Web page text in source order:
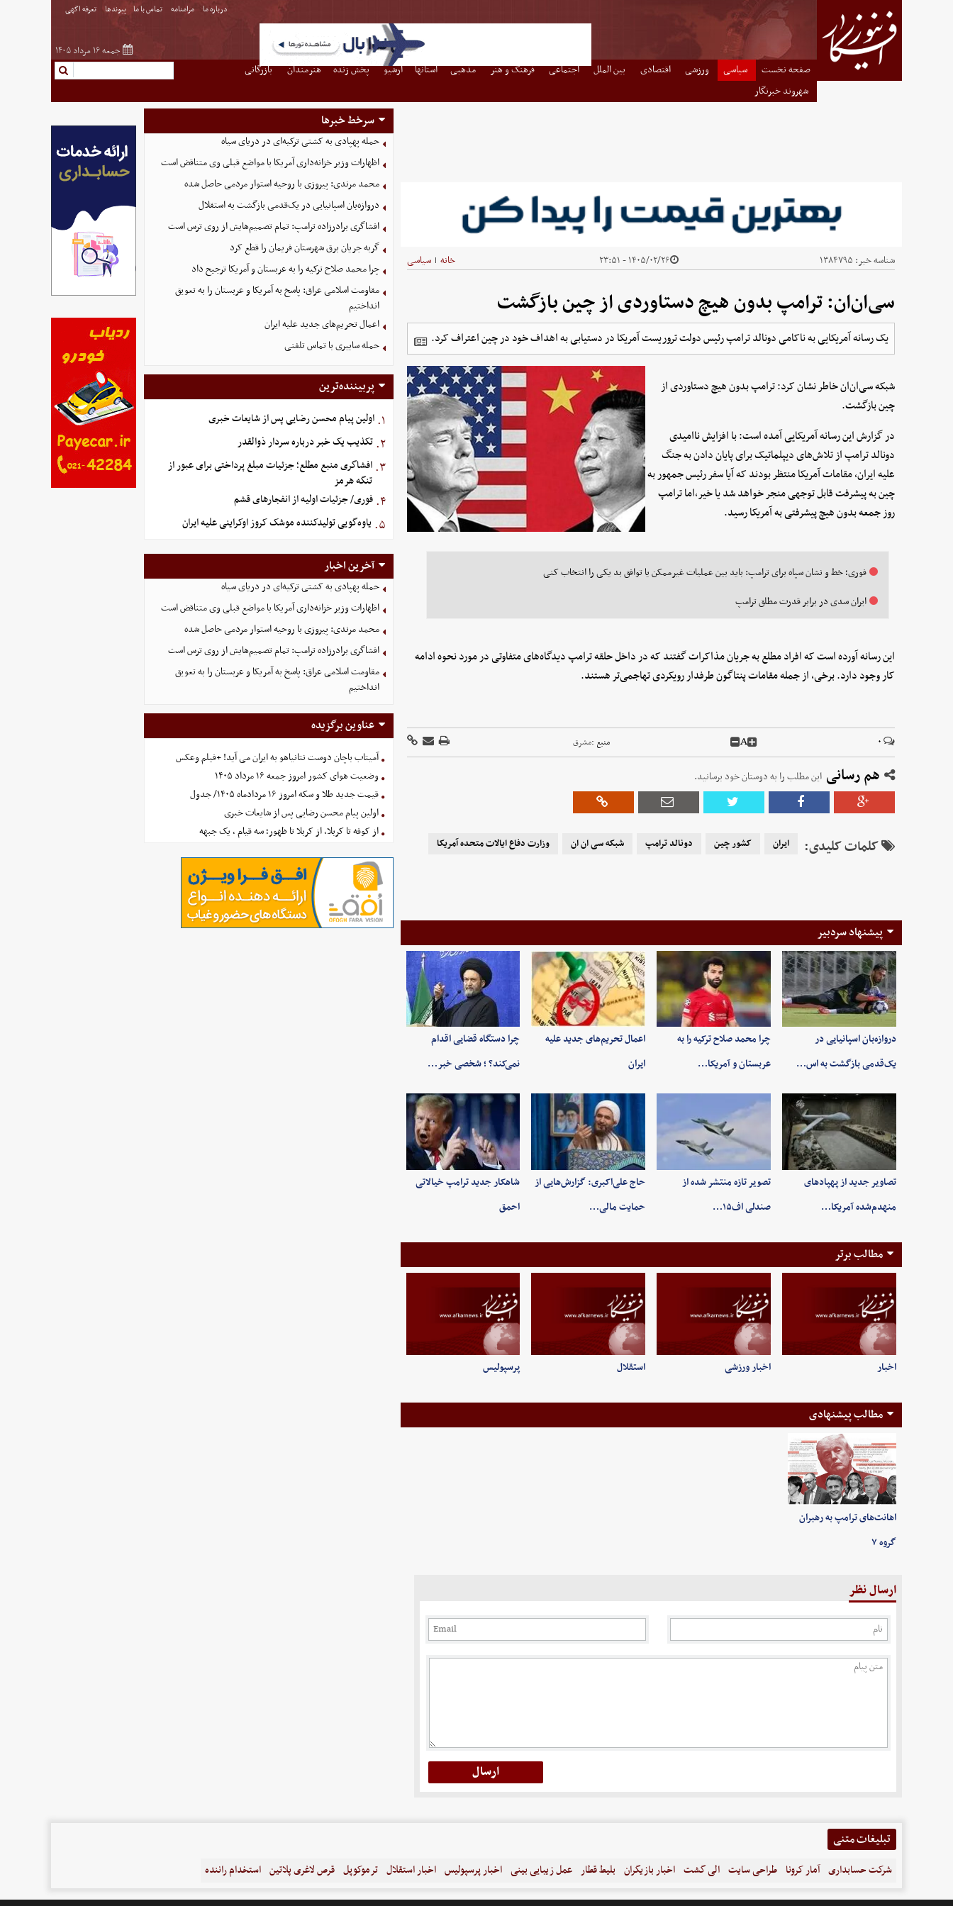
درباره ما مرامنامه تماس با ما پیوندها تعرفه اگهی
جمعه ۱۶ مرداد ۱۴۰۵
صفحه نخست سیاسی ورزشی اقتصادی بین الملل اجتماعی فرهنگ و هنر مذهبی استانها آرشیو پخش زنده هنرمندان
بازرگانی
شهروند خبرنگار
شناسه خبر: ۱۳۸۴۷۹۵ ۱۴۰۵/۰۲/۲۶ - ۲۳:۵۱ خانه | سیاسی
سی‌ان‌ان: ترامپ بدون هیچ دستاوردی از چین بازگشت
یک رسانه آمریکایی به ناکامی دونالد ترامپ رئیس دولت تروریست آمریکا در دستیابی به اهداف خود در چین اعتراف کرد.
شبکه سی‌ان‌ان خاطر نشان کرد: ترامپ بدون هیچ دستاوردی از
چین بازگشت.
در گزارش این رسانه آمریکایی آمده است: با افزایش ناامیدی
دونالد ترامپ از تلاش‌های دیپلماتیک برای پایان دادن به جنگ
علیه ایران، مقامات آمریکا منتظر بودند که آیا سفر رئیس جمهور به
چین به پیشرفت قابل توجهی منجر خواهد شد یا خیر،اما ترامپ
روز جمعه بدون هیچ پیشرفتی به آمریکا رسید.
فوری؛ خط و نشان سپاه برای ترامپ: باید بین عملیات غیرممکن یا توافق بد یکی را انتخاب کنی
ایران سدی در برابر قدرت مطلق ترامپ
این رسانه آورده است که افراد مطلع به جریان مذاکرات گفتند که در داخل حلقه ترامپ دیدگاه‌های متفاوتی در مورد نحوه ادامه
کار وجود دارد. برخی، از جمله مقامات پنتاگون طرفدار رویکردی تهاجمی‌تر هستند.
۰ A منبع :مشرق
هم رسانی این مطلب را به دوستان خود برسانید.
کلمات کلیدی: ایران کشور چین دونالد ترامپ شبکه سی ان ان وزارت دفاع ایالات متحده آمریکا
پیشنهاد سردبیر
دروازه‌بان اسپانیایی در
یک‌قدمی بازگشت به اس…
چرا محمد صلاح ترکیه را به
عربستان و آمریکا…
اعمال تحریم‌های جدید علیه
ایران
چرا دستگاه قضایی اقدام
نمی‌کند؟ ؛ شخصی خبر…
تصاویر جدید از پهپادهای
منهدم‌شده آمریکا…
تصویر تازه منتشر شده از
صندلی اف۱۵…
حاج علی‌اکبری: گزارش‌هایی از
حمایت مالی…
شاهکار جدید ترامپ خیالاتی
احمق
مطالب برتر
اخبار اخبار ورزشی استقلال پرسپولیس
مطالب پیشنهادی
اهانت‌های ترامپ به رهبران
گروه ۷
ارسال نظر
سرخط خبرها
حمله پهپادی به کشتی ترکیه‌ای در دریای سیاه
اظهارات وزیر خزانه‌داری آمریکا با مواضع قبلی وی متناقض است
محمد مرندی: پیروزی با روحیه استوار مردمی حاصل شده
دروازه‌بان اسپانیایی در یک‌قدمی بازگشت به استقلال
افشاگری برادرزاده ترامپ: تمام تصمیم‌هایش از روی ترس است
گربه جریان برق شهرستان فریمان را قطع کرد
چرا محمد صلاح ترکیه را به عربستان و آمریکا ترجیح داد
مقاومت اسلامی عراق: پاسخ به آمریکا و عربستان را به تعویق
انداختیم
اعمال تحریم‌های جدید علیه ایران
حمله سایبری با تماس تلفنی
پربیننده‌ترین
۱. اولین پیام محسن رضایی پس از شایعات خبری
۲. تکذیب یک خبر درباره سردار ذوالقدر
۳. افشاگری منبع مطلع؛ جزئیات مبلغ پرداختی برای عبور از
تنگه هرمز
۴. فوری/ جزئیات اولیه از انفجارهای قشم
۵. یاوه‌گویی تولیدکننده موشک کروز اوکراینی علیه ایران
آخرین اخبار
حمله پهپادی به کشتی ترکیه‌ای در دریای سیاه
اظهارات وزیر خزانه‌داری آمریکا با مواضع قبلی وی متناقض است
محمد مرندی: پیروزی با روحیه استوار مردمی حاصل شده
افشاگری برادرزاده ترامپ: تمام تصمیم‌هایش از روی ترس است
مقاومت اسلامی عراق: پاسخ به آمریکا و عربستان را به تعویق
انداختیم
عناوین برگزیده
آمیتاب باچان دوست نتانیاهو به ایران می آید! +فیلم وعکس
وضعیت هوای کشور امروز جمعه ۱۶ مرداد ۱۴۰۵
قیمت جدید طلا و سکه امروز ۱۶ مردادماه ۱۴۰۵/ جدول
اولین پیام محسن رضایی پس از شایعات خبری
از کوفه تا کربلا، از کربلا تا ظهور؛ سه قیام ، یک جبهه
تبلیغات متنی
شرکت حسابداری آمار کرونا طراحی سایت الی گشت اخبار بازیگران بلیط قطار عمل زیبایی بینی اخبار پرسپولیس اخبار استقلال ترموکوپل قرص لاغری پلاتین استخدام راننده